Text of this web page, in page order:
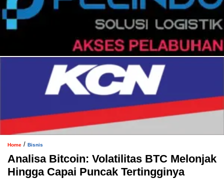
Home / Bisnis
Analisa Bitcoin: Volatilitas BTC Melonjak
Hingga Capai Puncak Tertingginya